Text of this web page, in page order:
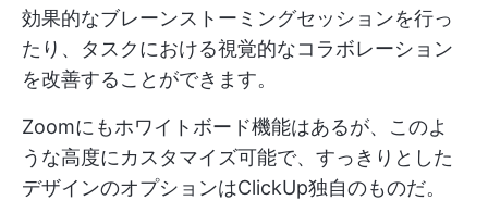
効果的なブレーンストーミングセッションを行っ
たり、タスクにおける視覚的なコラボレーション
を改善することができます。
Zoomにもホワイトボード機能はあるが、このよ
うな高度にカスタマイズ可能で、すっきりとした
デザインのオプションはClickUp独自のものだ。